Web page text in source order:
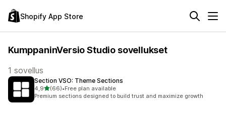
Shopify App Store
KumppaninVersio Studio sovellukset
1 sovellus
Section VSO: Theme Sections
4,9/ 5 tähteä
(66)
66 arvostelua yhteensä
•Free plan available
Premium sections designed to build trust and maximize growth